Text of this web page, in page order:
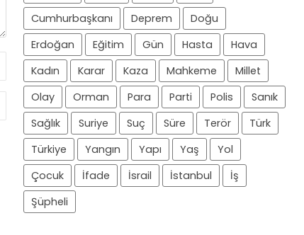
Cumhurbaşkanı
Deprem
Doğu
Erdoğan
Eğitim Gün Hasta
Hava
Kadın
Karar Kaza Mahkeme
Millet
Olay
Orman Para Parti Polis
Sanık
Sağlık
Suriye Suç Süre Terör
Türk
Türkiye
Yangın Yapı Yaş
Yol
Çocuk
İfade İsrail İstanbul
İş
Şüpheli